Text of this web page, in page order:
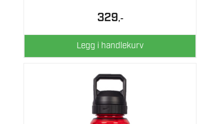
329,-
Legg i handlekurv